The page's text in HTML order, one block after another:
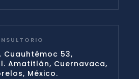
Cuauhtémoc 53,
Amatitlán, Cuernavaca,
México.